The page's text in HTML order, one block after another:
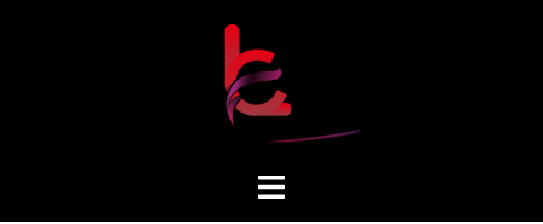
Toggle